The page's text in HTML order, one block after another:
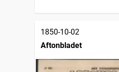
1850-10-02
Aftonbladet